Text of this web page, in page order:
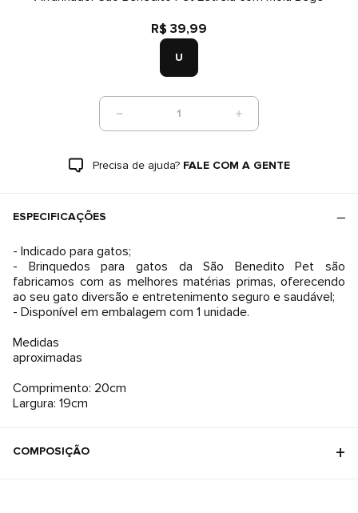
R$ 39,99
U
1
Precisa de ajuda? FALE COM A GENTE
ESPECIFICAÇÕES
- Indicado para gatos;
- Brinquedos para gatos da São Benedito Pet são
fabricamos com as melhores matérias primas, oferecendo
ao seu gato diversão e entretenimento seguro e saudável;
- Disponível em embalagem com 1 unidade.
Medidas
aproximadas
Comprimento: 20cm
Largura: 19cm
COMPOSIÇÃO